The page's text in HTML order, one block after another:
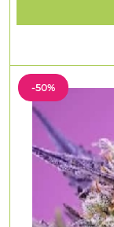
-50%